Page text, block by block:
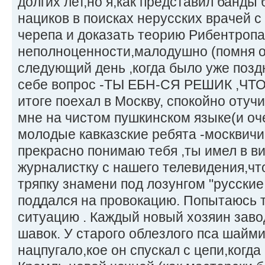
нациков в поисках нерусских врачей
черепа и доказать теорию
неполноценности,малодушно (помня
следующий день ,когда было уже
себе вопрос -ТЫ ЕБН-СЯ РЕШИК
итоге поехал в Москву, спокойно
мне на чистом пушкинском языке(и
молодые кавказские ребята -
прекрасно понимаю тебя ,ты имел в
журналистку с нашего
тряпку знамени под лозунгом
поддался на провокацию. Попытаюсь
ситуацию . Каждый новый хозяин
шавок. У старого облезлого пса
нацпугало,кое он спускал с